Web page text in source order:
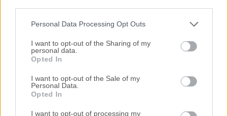
Personal Data Processing Opt Outs
I want to opt-out of the Sharing of my
personal data.
Opted In
I want to opt-out of the Sale of my
Personal Data.
Opted In
I want to opt-out of processing my
SQLite Microsoft SQL Server Amazon...